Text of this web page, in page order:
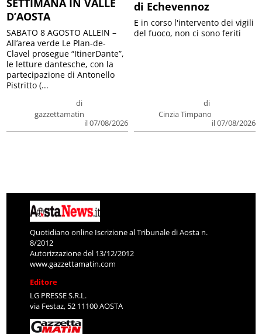
D’AOSTA
di
gazzettamatin
il 07/08/2026
SABATO 8 AGOSTO ALLEIN –
All’area verde Le Plan-de-
Clavel prosegue “ItinerDante”,
le letture dantesche, con la
partecipazione di Antonello
Pistritto (...
di Echevennoz
di
Cinzia Timpano
il 07/08/2026
E in corso l'intervento dei vigili
del fuoco, non ci sono feriti
Quotidiano online Iscrizione al Tribunale di Aosta n.
8/2012
Autorizzazione del 13/12/2012
www.gazzettamatin.com
Editore
LG PRESSE S.R.L.
via Festaz, 52 11100 AOSTA